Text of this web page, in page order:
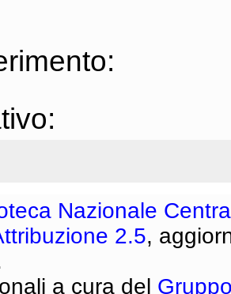
Nazionale
2.5,
a cura del